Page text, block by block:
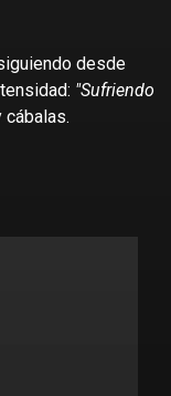
desde
"Sufriendo